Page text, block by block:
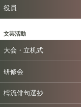
役員
文芸活動
大会・立机式
研修会
樗流俳句選抄